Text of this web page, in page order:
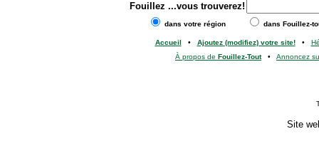
Fouillez ...vous trouverez!
dans votre région dans Fouillez-
Accueil • Ajoutez (modifiez) votre site!•
À propos de Fouillez-Tout• Annoncez
Site